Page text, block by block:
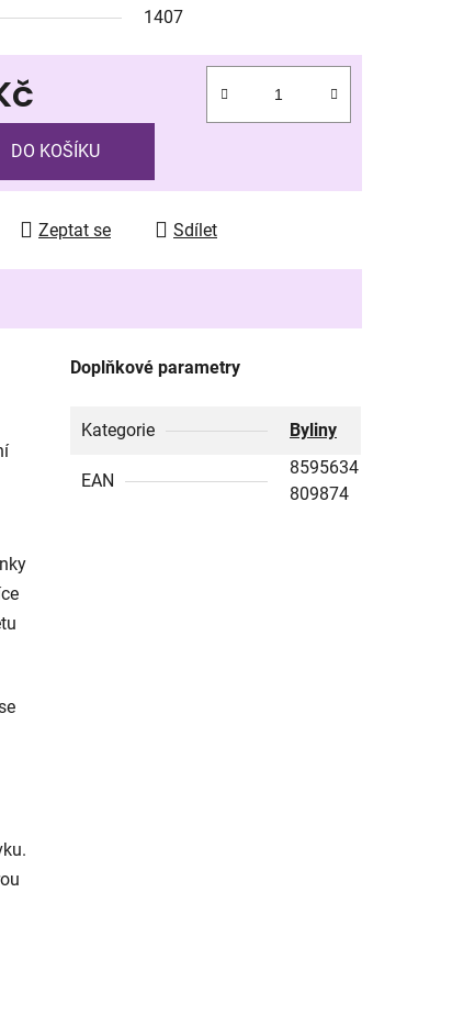
1407
DO KOŠÍKU
Zeptat se Sdílet
Doplňkové parametry
Kategorie Byliny
EAN
8595634
809874